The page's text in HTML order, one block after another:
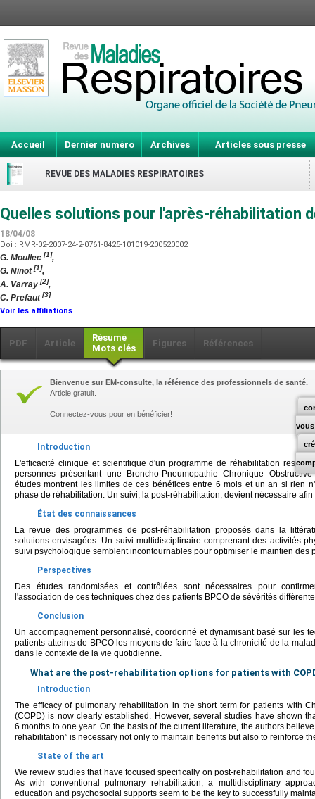
Accueil Dernier numéro Archives Articles sous presse
REVUE DES MALADIES RESPIRATOIRES
Quelles solutions pour l'après-réhabilitation
18/04/08
Doi : RMR-02-2007-24-2-0761-8425-101019-200520002
G. Moullec [1],
G. Ninot[1],
A. Varray [2],
C. Prefaut[3]
Voir les affiliations
PDF Article
Résumé
Mots clés
Figures Références
vous
Bienvenue sur EM-consulte, la référence des professionnels de santé.
Article gratuit.
Connectez-vous pour en bénéficier!
Introduction
L'efficacité clinique et scientifique d'un programme de réhabilitation
personnes présentant une Broncho-Pneumopathie Chronique
études montrent les limites de ces bénéfices entre 6 mois et un an si rien
phase de réhabilitation. Un suivi, la post-réhabilitation, devient nécessaire
État des connaissances
La revue des programmes de post-réhabilitation proposés dans la
solutions envisagées. Un suivi multidisciplinaire comprenant des activités
suivi psychologique semblent incontournables pour optimiser le maintien des
Perspectives
Des études randomisées et contrôlées sont nécessaires pour
l'association de ces techniques chez des patients BPCO de sévérités
Conclusion
Un accompagnement personnalisé, coordonné et dynamisant basé sur les
patients atteints de BPCO les moyens de faire face à la chronicité de la
dans le contexte de la vie quotidienne.
What are the post-rehabilitation options for patients with
Introduction
The efficacy of pulmonary rehabilitation in the short term for patients with
(COPD) is now clearly established. However, several studies have shown
6 months to one year. On the basis of the current literature, the authors
rehabilitation” is necessary not only to maintain benefits but also to reinforce
State of the art
We review studies that have focused specifically on post-rehabilitation and
As with conventional pulmonary rehabilitation, a multidisciplinary
education and psychosocial supports seem to be the key to successfully